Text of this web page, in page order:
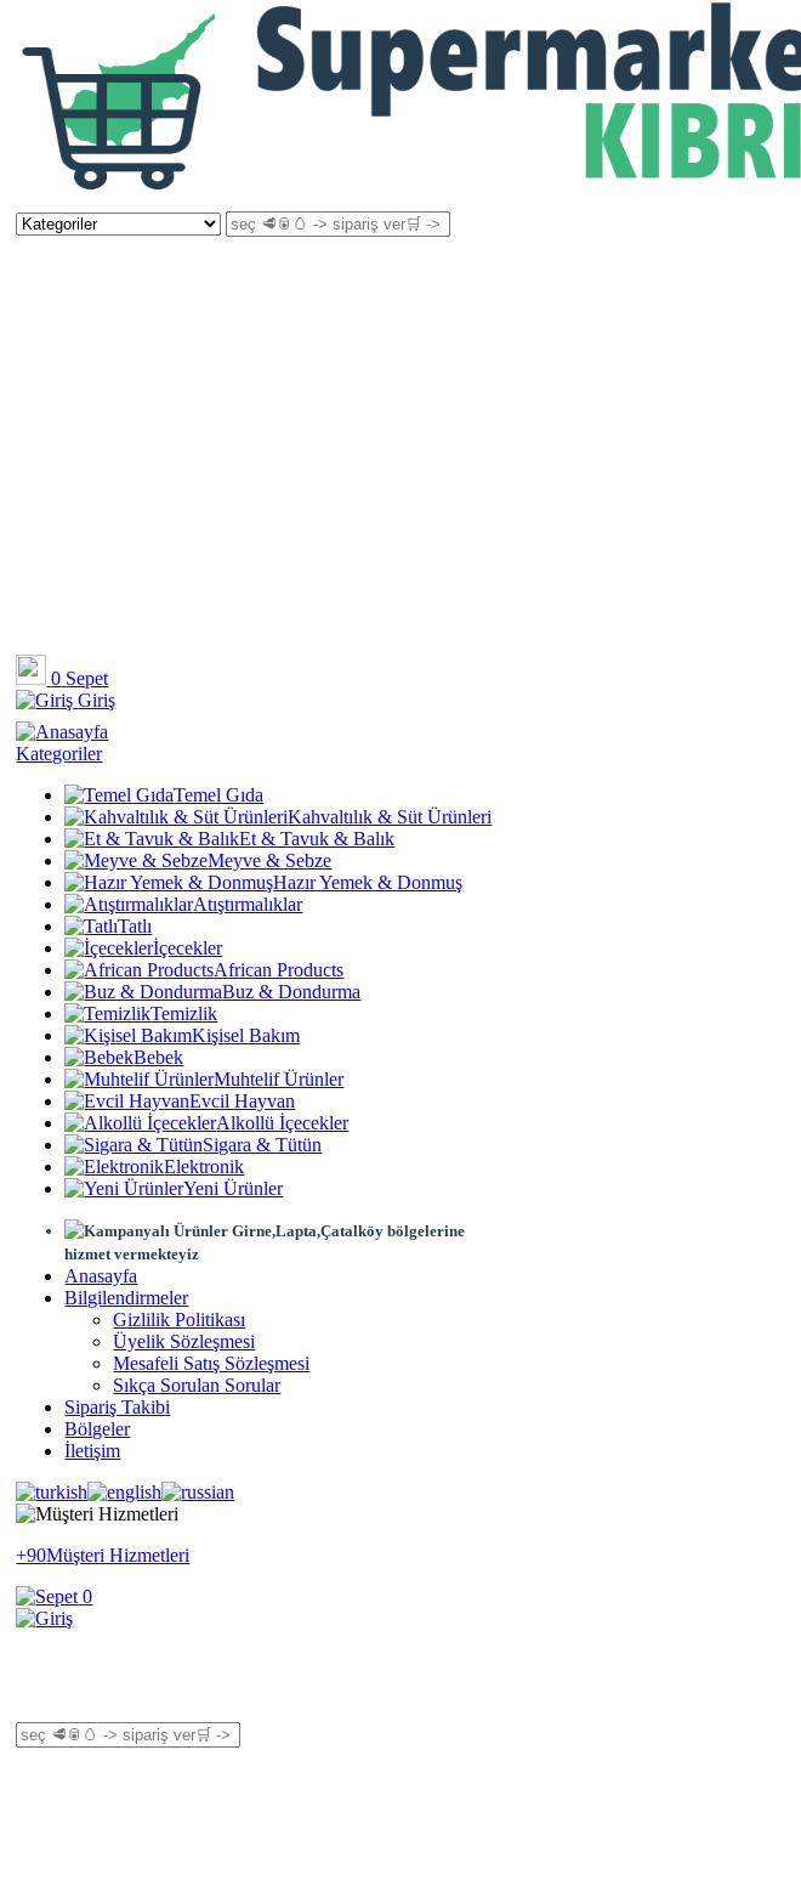
0 Sepet
Giriş
Kategoriler
Temel Gıda
Kahvaltılık & Süt Ürünleri
Et & Tavuk & Balık
Meyve & Sebze
Hazır Yemek & Donmuş
Atıştırmalıklar
Tatlı
İçecekler
African Products
Buz & Dondurma
Temizlik
Kişisel Bakım
Bebek
Muhtelif Ürünler
Evcil Hayvan
Alkollü İçecekler
Sigara & Tütün
Elektronik
Yeni Ürünler
Girne,Lapta,Çatalköy bölgelerine
hizmet vermekteyiz
Anasayfa
Bilgilendirmeler
Gizlilik Politikası
Üyelik Sözleşmesi
Mesafeli Satış Sözleşmesi
Sıkça Sorulan Sorular
Sipariş Takibi
Bölgeler
İletişim
+90Müşteri Hizmetleri
0